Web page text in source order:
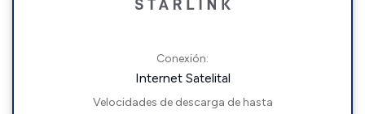
Conexión:
Internet Satelital
Velocidades de descarga de hasta